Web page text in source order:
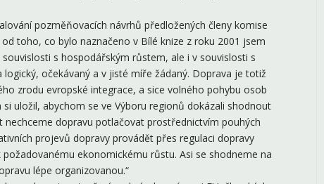
pozměňovacích návrhů předložených členy komise
toho, co bylo naznačeno v Bílé knize z roku 2001 jsem
s hospodářským růstem, ale i v souvislosti s
očekávaný a v jisté míře žádaný. Doprava je totiž
zrodu evropské integrace, a sice volného pohybu osob
uložil, abychom se ve Výboru regionů dokázali shodnout
dopravu potlačovat prostřednictvím pouhých
projevů dopravy provádět přes regulaci dopravy
ekonomickému růstu. Asi se shodneme na
lépe organizovanou.“